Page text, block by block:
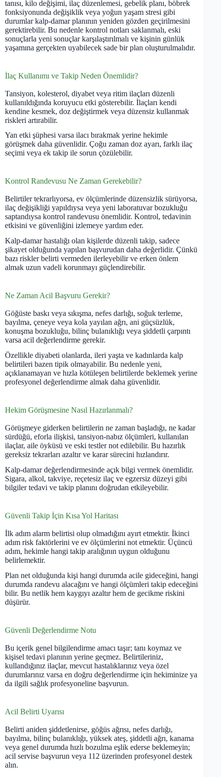
tanısı, kilo değişimi, ilaç düzenlemesi, gebelik planı, böbrek
fonksiyonunda değişiklik veya yoğun yaşam stresi gibi
durumlar kalp-damar planının yeniden gözden geçirilmesini
gerektirebilir. Bu nedenle kontrol notları saklanmalı, eski
sonuçlarla yeni sonuçlar karşılaştırılmalı ve kişinin günlük
yaşamına gerçekten uyabilecek sade bir plan oluşturulmalıdır.
İlaç Kullanımı ve Takip Neden Önemlidir?
Tansiyon, kolesterol, diyabet veya ritim ilaçları düzenli
kullanıldığında koruyucu etki gösterebilir. İlaçları kendi
kendine kesmek, doz değiştirmek veya düzensiz kullanmak
riskleri artırabilir.
Yan etki şüphesi varsa ilacı bırakmak yerine hekimle
görüşmek daha güvenlidir. Çoğu zaman doz ayarı, farklı ilaç
seçimi veya ek takip ile sorun çözülebilir.
Kontrol Randevusu Ne Zaman Gerekebilir?
Belirtiler tekrarlıyorsa, ev ölçümlerinde düzensizlik sürüyorsa,
ilaç değişikliği yapıldıysa veya yeni laboratuvar bozukluğu
saptandıysa kontrol randevusu önemlidir. Kontrol, tedavinin
etkisini ve güvenliğini izlemeye yardım eder.
Kalp-damar hastalığı olan kişilerde düzenli takip, sadece
şikayet olduğunda yapılan başvurudan daha değerlidir. Çünkü
bazı riskler belirti vermeden ilerleyebilir ve erken önlem
almak uzun vadeli korunmayı güçlendirebilir.
Ne Zaman Acil Başvuru Gerekir?
Göğüste baskı veya sıkışma, nefes darlığı, soğuk terleme,
bayılma, çeneye veya kola yayılan ağrı, ani güçsüzlük,
konuşma bozukluğu, bilinç bulanıklığı veya şiddetli çarpıntı
varsa acil değerlendirme gerekir.
Özellikle diyabeti olanlarda, ileri yaşta ve kadınlarda kalp
belirtileri bazen tipik olmayabilir. Bu nedenle yeni,
açıklanamayan ve hızla kötüleşen belirtilerde beklemek yerine
profesyonel değerlendirme almak daha güvenlidir.
Hekim Görüşmesine Nasıl Hazırlanmalı?
Görüşmeye giderken belirtilerin ne zaman başladığı, ne kadar
sürdüğü, eforla ilişkisi, tansiyon-nabız ölçümleri, kullanılan
ilaçlar, aile öyküsü ve eski testler not edilebilir. Bu hazırlık
gereksiz tekrarları azaltır ve karar sürecini hızlandırır.
Kalp-damar değerlendirmesinde açık bilgi vermek önemlidir.
Sigara, alkol, takviye, reçetesiz ilaç ve egzersiz düzeyi gibi
bilgiler tedavi ve takip planını doğrudan etkileyebilir.
Güvenli Takip İçin Kısa Yol Haritası
İlk adım alarm belirtisi olup olmadığını ayırt etmektir. İkinci
adım risk faktörlerini ve ev ölçümlerini not etmektir. Üçüncü
adım, hekimle hangi takip aralığının uygun olduğunu
belirlemektir.
Plan net olduğunda kişi hangi durumda acile gideceğini, hangi
durumda randevu alacağını ve hangi ölçümleri takip edeceğini
bilir. Bu netlik hem kaygıyı azaltır hem de gecikme riskini
düşürür.
Güvenli Değerlendirme Notu
Bu içerik genel bilgilendirme amacı taşır; tanı koymaz ve
kişisel tedavi planının yerine geçmez. Belirtileriniz,
kullandığınız ilaçlar, mevcut hastalıklarınız veya özel
durumlarınız varsa en doğru değerlendirme için hekiminize ya
da ilgili sağlık profesyoneline başvurun.
Acil Belirti Uyarısı
Belirti aniden şiddetlenirse, göğüs ağrısı, nefes darlığı,
bayılma, bilinç bulanıklığı, yüksek ateş, şiddetli ağrı, kanama
veya genel durumda hızlı bozulma eşlik ederse beklemeyin;
acil servise başvurun veya 112 üzerinden profesyonel destek
alın.